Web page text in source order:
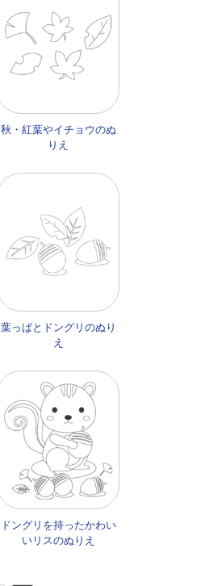
秋・紅葉やイチョウのぬ
りえ
葉っぱとドングリのぬり
え
ドングリを持ったかわい
いリスのぬりえ